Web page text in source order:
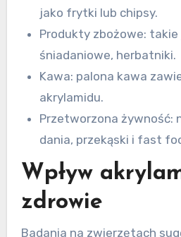
jako frytki lub chipsy.
Produkty zbożowe: takie
śniadaniowe, herbatniki.
Kawa: palona kawa
akrylamidu.
Przetworzona żywność:
dania, przekąski i fast
Wpływ
zdrowie
Badania na zwierzętach